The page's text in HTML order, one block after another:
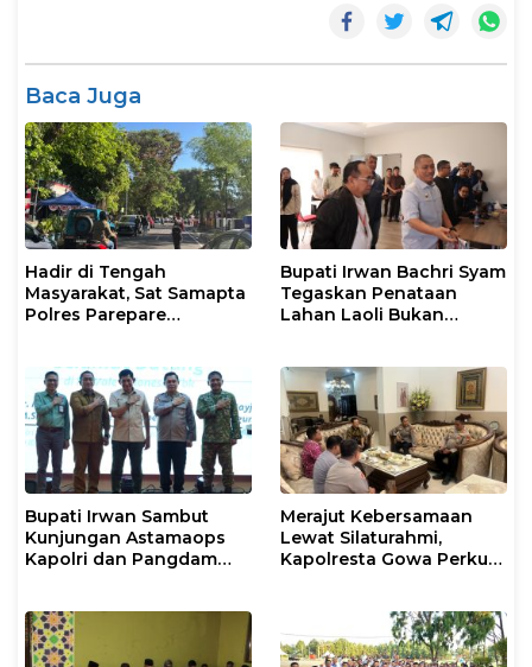
Baca Juga
Hadir di Tengah
Masyarakat, Sat Samapta
Polres Parepare
Bupati Irwan Bachri Syam
Tegaskan Penataan
Lahan Laoli Bukan
Bupati Irwan Sambut
Kunjungan Astamaops
Kapolri dan Pangdam
Merajut Kebersamaan
Lewat Silaturahmi,
Kapolresta Gowa Perkuat